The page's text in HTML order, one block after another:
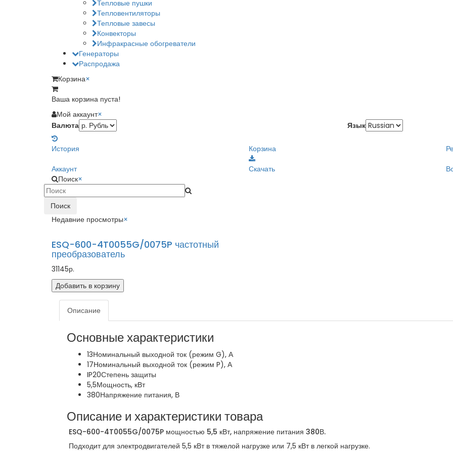
Тепловые пушки
Тепловентиляторы
Тепловые завесы
Конвекторы
Инфракрасные обогреватели
Генераторы
Распродажа
Корзина×
Ваша корзина пуста!
Мой аккаунт×
Валюта
Язык
История Корзина
Аккаунт
Скачать
Поиск×
Поиск
Недавние просмотры×
ESQ-600-4T0055G/0075P частотный
преобразователь
31145р.
Добавить в корзину
Описание
Основные характеристики
13Номинальный выходной ток (режим G), А
17Номинальный выходной ток (режим P), А
IP20Степень защиты
5,5Мощность, кВт
380Напряжение питания, В
Описание и характеристики товара
ESQ-600-4T0055G/0075P мощностью 5,5 кВт, напряжение питания 380В.
Подходит для электродвигателей 5,5 кВт в тяжелой нагрузке или 7,5 кВт в легкой нагрузке.